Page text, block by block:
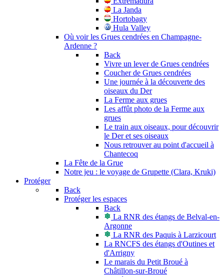
La Janda
Hortobagy
Hula Valley
Où voir les Grues cendrées en Champagne-
Ardenne ?
Back
Vivre un lever de Grues cendrées
Coucher de Grues cendrées
Une journée à la découverte des
oiseaux du Der
La Ferme aux grues
Les affût photo de la Ferme aux
grues
Le train aux oiseaux, pour découvrir
le Der et ses oiseaux
Nous retrouver au point d'accueil à
Chantecoq
La Fête de la Grue
Notre jeu : le voyage de Grupette (Clara, Kruki)
Protéger
Back
Protéger les espaces
Back
La RNR des étangs de Belval-en-
Argonne
La RNR des Paquis à Larzicourt
La RNCFS des étangs d'Outines et
d'Arrigny
Le marais du Petit Broué à
Châtillon-sur-Broué